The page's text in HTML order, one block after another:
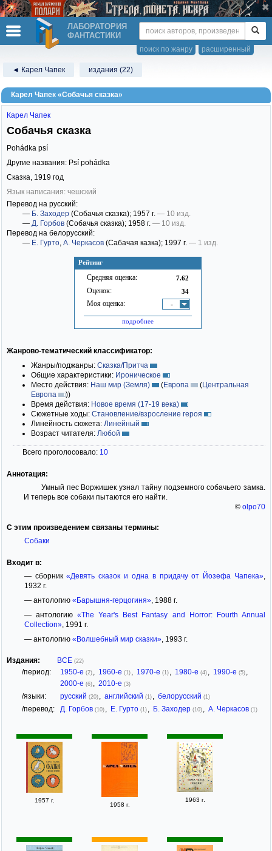
ЛАБОРАТОРИЯ
ФАНТАСТИКИ
расширенный
поиск по жанру
◄ Карел Чапек издания (22)
Карел Чапек «Собачья сказка»
Рейтинг
Средняя оценка: 7.62
Оценок: 34
Моя оценка: -
подробнее
Карел Чапек
Собачья сказка
Pohádka psí
Другие названия: Psí pohádka
Сказка, 1919 год
Язык написания: чешский
Перевод на русский:
— Б. Заходер (Собачья сказка); 1957 г. — 10 изд.
— Д. Горбов (Собачья сказка); 1958 г. — 10 изд.
Перевод на белорусский:
— Е. Гурто, А. Черкасов (Сабачая казка); 1997 г. — 1 изд.
Жанрово-тематический классификатор:
Жанры/поджанры: Сказка/Притча
Общие характеристики: Ироническое
Место действия: Наш мир (Земля) (Европа (Центральная
Европа
))
Время действия: Новое время (17-19 века)
Сюжетные ходы: Становление/взросление героя
Линейность сюжета: Линейный
Возраст читателя: Любой
Всего проголосовало: 10
Аннотация:
Умный пес Воржишек узнал тайну подземного собачьего замка.
И теперь все собаки пытаются его найти.
© olpo70
С этим произведением связаны термины:
Собаки
Входит в:
— сборник«Девять сказок и одна в придачу от Йозефа Чапека»
1932 г.
— антологию «Барышня-герцогиня», 1988 г.
— антологию«The Year's Best Fantasy and Horror: Fourth Annual
Collection», 1991 г.
— антологию «Волшебный мир сказки», 1993 г.
Издания: ВСЕ (22)
/период: 1950-е (2) 1960-е (1) 1970-е (1) 1980-е (4) 1990-е (5)
2000-е (6) 2010-е (3)
/языки: русский (20) английский (1) белорусский (1)
/перевод: Д. Горбов (10) Е. Гурто (1) Б. Заходер (10) А. Черкасов (1)
1957 г.
1958 г.
1963 г.